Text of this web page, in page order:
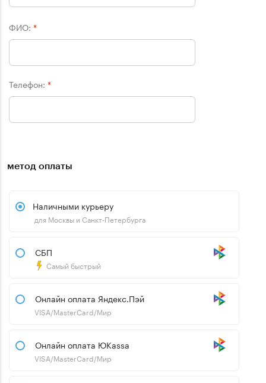
ФИО: *
Телефон: *
метод оплаты
Наличными курьеру
для Москвы и Санкт-Петербурга
СБП
Самый быстрый
Онлайн оплата Яндекс.Пэй
VISA/MasterCard/Мир
Онлайн оплата ЮKassa
VISA/MasterCard/Мир